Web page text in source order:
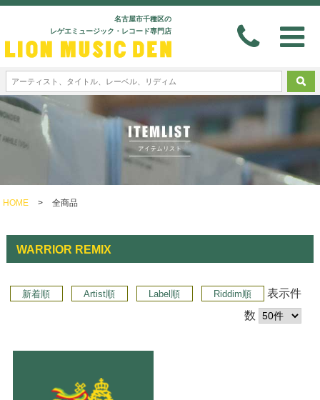
名古屋市千種区の
レゲエミュージック・レコード専門店
HOME > 全商品
WARRIOR REMIX
新着順 Artist順 Label順 Riddim順
表示件
数